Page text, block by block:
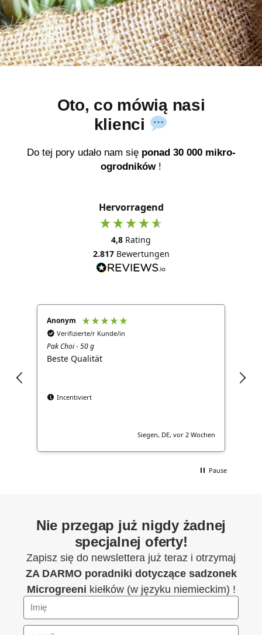
Oto, co mówią nasi
klienci
Do tej pory udało nam się ponad 30 000 mikro-
ogrodników!
Hervorragend
4,8 Rating
2.817 Bewertungen
Anonym
Verifizierte/r Kunde/in
Pak Choi - 50 g
Beste Qualität
Incentiviert
Siegen, DE, vor 2 Wochen
Pause
Nie przegap już nigdy żadnej
specjalnej oferty!
Zapisz się do newslettera już teraz i otrzymaj
ZA DARMO poradniki dotyczące sadzonek
Microgreeni kiełków (w języku niemieckim) !